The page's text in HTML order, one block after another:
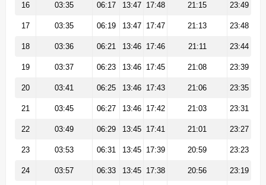
16 03:35 06:17 13:47 17:48 21:15 23:49
17 03:35 06:19 13:47 17:47 21:13 23:48
18 03:36 06:21 13:46 17:46 21:11 23:44
19 03:37 06:23 13:46 17:45 21:08 23:39
20 03:41 06:25 13:46 17:43 21:06 23:35
21 03:45 06:27 13:46 17:42 21:03 23:31
22 03:49 06:29 13:45 17:41 21:01 23:27
23 03:53 06:31 13:45 17:39 20:59 23:23
24 03:57 06:33 13:45 17:38 20:56 23:19